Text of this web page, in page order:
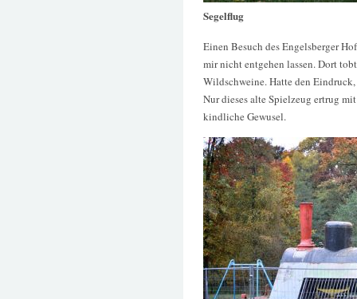
Segelflug
Einen Besuch des Engelsberger
mir nicht entgehen lassen. Dort
Wildschweine. Hatte den
Nur dieses alte Spielzeug ertrug
kindliche Gewusel.